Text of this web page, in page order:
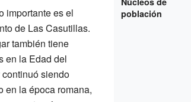
población
importante es el
de Las Casutillas.
también tiene
en la Edad del
continuó siendo
en la época romana,